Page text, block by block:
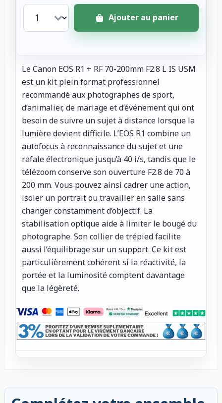
Ajouter au panier
Le Canon EOS R1 + RF 70-200mm F2.8 L IS USM
est un kit plein format professionnel
recommandé aux photographes de sport,
d’animalier, de mariage et d’événement qui ont
besoin de suivre un sujet à distance lorsque la
lumière devient difficile. L’EOS R1 combine un
autofocus à reconnaissance du sujet et une
rafale électronique jusqu’à 40 i/s, tandis que le
télézoom conserve son ouverture F2.8 de 70 à
200 mm. Vous pouvez ainsi cadrer une action,
isoler un portrait ou travailler en salle sans
changer constamment d’objectif. La
stabilisation optique aide à limiter le bougé du
photographe. Son collier de trépied facilite
aussi l’équilibrage sur un support. Ce kit est
particulièrement cohérent si la réactivité, la
portée et la luminosité comptent davantage
que la légèreté.